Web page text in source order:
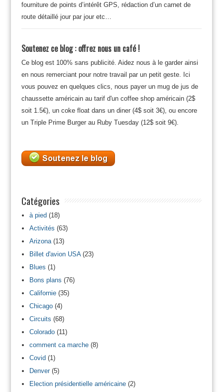
fourniture de points d’intérêt GPS, rédaction d’un carnet de
route détaillé jour par jour etc…
Soutenez ce blog : offrez nous un café !
Ce blog est 100% sans publicité. Aidez nous à le garder ainsi
en nous remerciant pour notre travail par un petit geste. Ici
vous pouvez en quelques clics, nous payer un mug de jus de
chaussette américain au tarif d'un coffee shop américain (2$
soit 1.5€), un coke float dans un diner (4$ soit 3€), ou encore
un Triple Prime Burger au Ruby Tuesday (12$ soit 9€).
Catégories
à pied(18)
Activités (63)
Arizona(13)
Billet d'avion USA(23)
Blues (1)
Bons plans (76)
Californie(35)
Chicago(4)
Circuits (68)
Colorado(11)
comment ca marche(8)
Covid(1)
Denver(5)
Election présidentielle américaine(2)